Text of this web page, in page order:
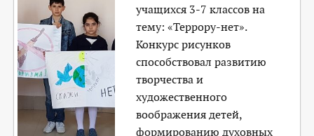
учащихся 3-7 классов на
тему: «Террору-нет».
Конкурс рисунков
способствовал развитию
творчества и
художественного
воображения детей,
формированию духовных